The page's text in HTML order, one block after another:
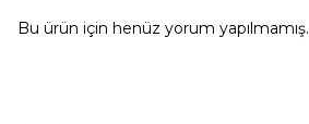
Bu ürün için henüz yorum yapılmamış.